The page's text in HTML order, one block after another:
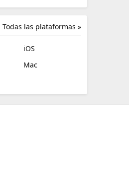
Todas las plataformas »
iOS
Mac